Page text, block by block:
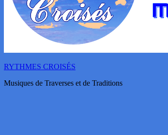
RYTHMES CROISÉS
Musiques de Traverses et de Traditions